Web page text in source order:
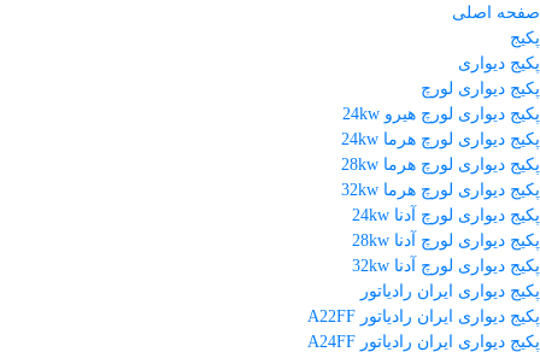
صفحه اصلی
پکیج
پکیج دیواری
پکیج دیواری لورچ
پکیج دیواری لورچ هیرو 24kw
پکیج دیواری لورچ هرما 24kw
پکیج دیواری لورچ هرما 28kw
پکیج دیواری لورچ هرما 32kw
پکیج دیواری لورچ آدنا 24kw
پکیج دیواری لورچ آدنا 28kw
پکیج دیواری لورچ آدنا 32kw
پکیج دیواری ایران رادیاتور
پکیج دیواری ایران رادیاتور A22FF
پکیج دیواری ایران رادیاتور A24FF